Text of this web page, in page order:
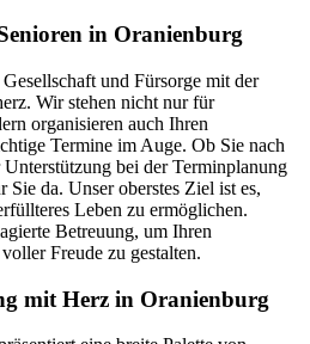
in Oranienburg
und Fürsorge mit der
Wir stehen nicht nur für
organisieren auch Ihren
Termine im Auge. Ob Sie nach
Unterstützung bei der Terminplanung
da. Unser oberstes Ziel ist es,
Leben zu ermöglichen.
Betreuung, um Ihren
Freude zu gestalten.
mit Herz in Oranienburg